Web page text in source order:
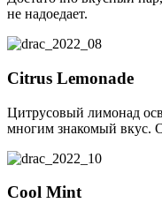
не надоедает.
Citrus Lemonade
Цитрусовый лимонад
многим знакомый вкус.
Cool Mint